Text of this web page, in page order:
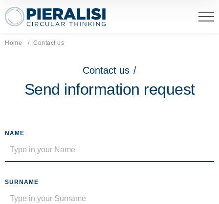
Pieralisi Maip Spa
Home Current page:
Contact us
Contact us /
Send information request
NAME
SURNAME